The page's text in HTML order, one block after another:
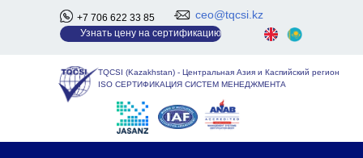
+7 706 622 33 85 ceo@tqcsi.kz
Узнать цену на сертификацию
TQCSI (Kazakhstan) - Центральная Азия и Каспийский регион
ISO СЕРТИФИКАЦИЯ СИСТЕМ МЕНЕДЖМЕНТА